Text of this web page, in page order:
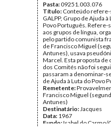
Pasta:09251.003.076
Título: Conteúdo refere-
GALPP, Grupo de Ajuda à
Povo Português. Refere-
aos grupos de língua,
pelo partido comunista
de Francisco Miguel
Antunes), usava
Marcel. Esta proposta de
dos Comités não foi
passaram a denominar-
de Ajuda à Luta do Povo
Remetente:
Francisco Miguel
Antunes)
Destinatário:Jacques
Data: 1967
Fundo:Isabel do Carmo/